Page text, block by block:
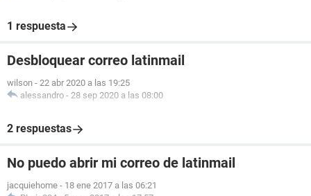
1 respuesta
Desbloquear correo latinmail
wilson - 22 abr 2020 a las 19:25
alessandro - 28 sep 2020 a las 08:00
2 respuestas
No puedo abrir mi correo de latinmail
jacquiehome - 18 ene 2017 a las 06:21